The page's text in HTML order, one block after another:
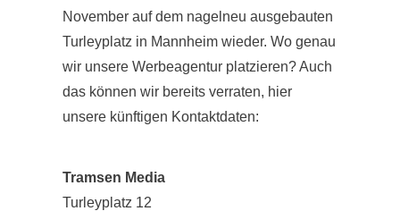
November auf dem nagelneu ausgebauten
Turleyplatz in Mannheim wieder. Wo genau
wir unsere Werbeagentur platzieren? Auch
das können wir bereits verraten, hier
unsere künftigen Kontaktdaten:
Tramsen Media
Turleyplatz 12